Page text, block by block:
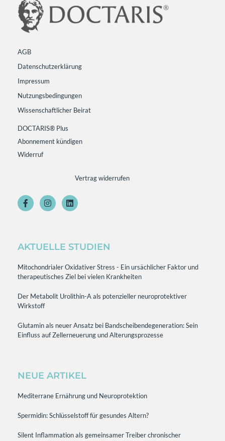
AGB
Datenschutzerklärung
Impressum
Nutzungsbedingungen
Wissenschaftlicher Beirat
DOCTARIS® Plus
Abonnement kündigen
Widerruf
Vertrag widerrufen
AKTUELLE STUDIEN
Mitochondrialer Oxidativer Stress - Ein ursächlicher Faktor und
therapeutisches Ziel bei vielen Krankheiten
Der Metabolit Urolithin-A als potenzieller neuroprotektiver
Wirkstoff
Glutamin als neuer Ansatz bei Bandscheibendegeneration: Sein
Einfluss auf Zellerneuerung und Alterungsprozesse
NEUE ARTIKEL
Mediterrane Ernährung und Neuroprotektion
Spermidin: Schlüsselstoff für gesundes Altern?
Silent Inflammation als gemeinsamer Treiber chronischer